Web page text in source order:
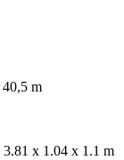
40,5 m
3.81 x 1.04 x 1.1 m